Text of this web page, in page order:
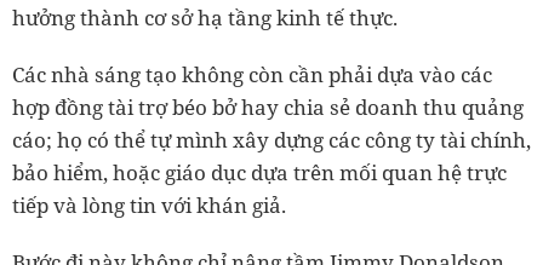
hưởng thành cơ sở hạ tầng kinh tế thực.
Các nhà sáng tạo không còn cần phải dựa vào các
hợp đồng tài trợ béo bở hay chia sẻ doanh thu quảng
cáo; họ có thể tự mình xây dựng các công ty tài chính,
bảo hiểm, hoặc giáo dục dựa trên mối quan hệ trực
tiếp và lòng tin với khán giả.